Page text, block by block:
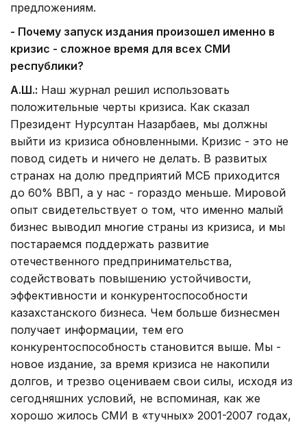
предложениям.
- Почему запуск издания произошел именно в
кризис - сложное время для всех СМИ
республики?
А.Ш.: Наш журнал решил использовать
положительные черты кризиса. Как сказал
Президент Нурсултан Назарбаев, мы должны
выйти из кризиса обновленными. Кризис - это не
повод сидеть и ничего не делать. В развитых
странах на долю предприятий МСБ приходится
до 60% ВВП, а у нас - гораздо меньше. Мировой
опыт свидетельствует о том, что именно малый
бизнес выводил многие страны из кризиса, и мы
постараемся поддержать развитие
отечественного предпринимательства,
содействовать повышению устойчивости,
эффективности и конкурентоспособности
казахстанского бизнеса. Чем больше бизнесмен
получает информации, тем его
конкурентоспособность становится выше. Мы -
новое издание, за время кризиса не накопили
долгов, и трезво оцениваем свои силы, исходя из
сегодняшних условий, не вспоминая, как же
хорошо жилось СМИ в «тучных» 2001-2007 годах,